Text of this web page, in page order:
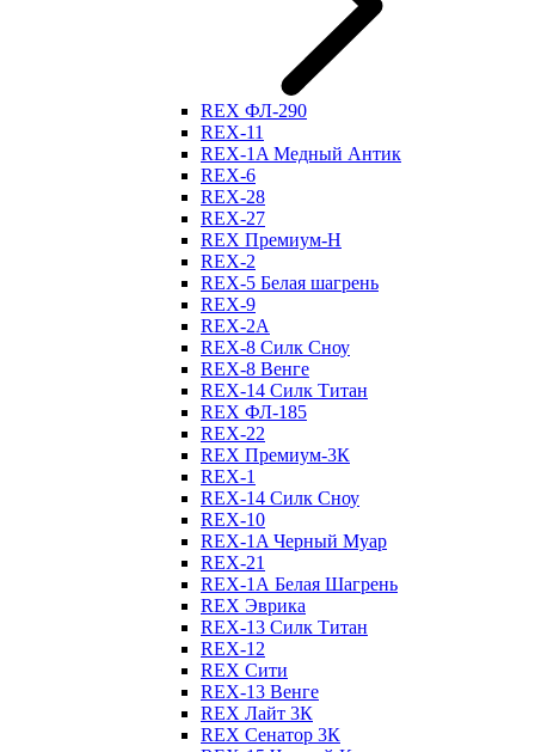
REX ФЛ-290
REX-11
REX-1A Медный Антик
REX-6
REX-28
REX-27
REX Премиум-Н
REX-2
REX-5 Белая шагрень
REX-9
REX-2А
REX-8 Силк Сноу
REX-8 Венге
REX-14 Силк Титан
REX ФЛ-185
REX-22
REX Премиум-3К
REX-1
REX-14 Силк Сноу
REX-10
REX-1A Черный Муар
REX-21
REX-1А Белая Шагрень
REX Эврика
REX-13 Силк Титан
REX-12
REX Сити
REX-13 Венге
REX Лайт 3К
REX Сенатор 3К